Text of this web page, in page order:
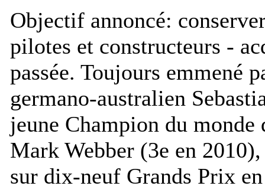
Objectif annoncé:
pilotes et constructeurs -
passée. Toujours emmené
germano-australien
jeune Champion du
Mark Webber (3e en
sur dix-neuf Grands Prix